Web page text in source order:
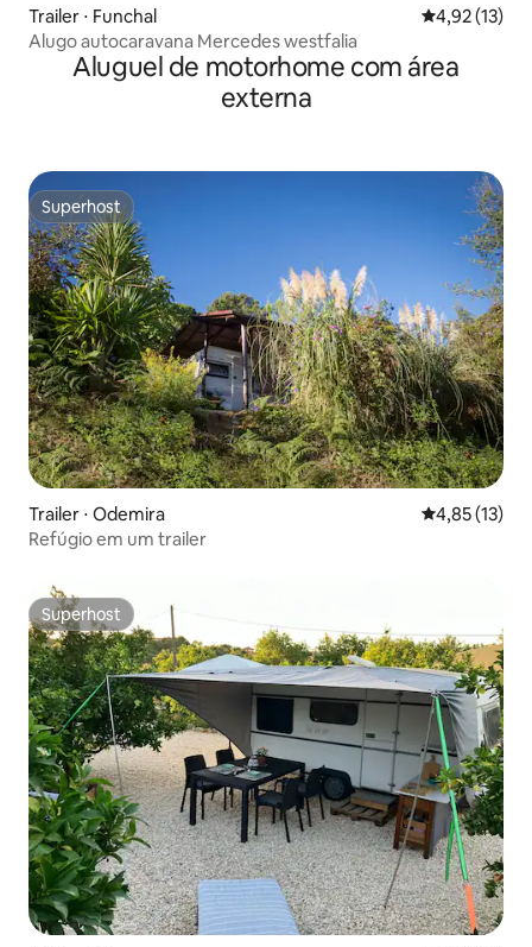
Trailer ⋅ Funchal 4,92 de uma
4,92 (13)
Alugo autocaravana Mercedes westfalia
Aluguel de motorhome com área
externa
Superhost
Superhost
Trailer ⋅ Odemira 4,85 de uma
4,85 (13)
Refúgio em um trailer
Superhost
Superhost